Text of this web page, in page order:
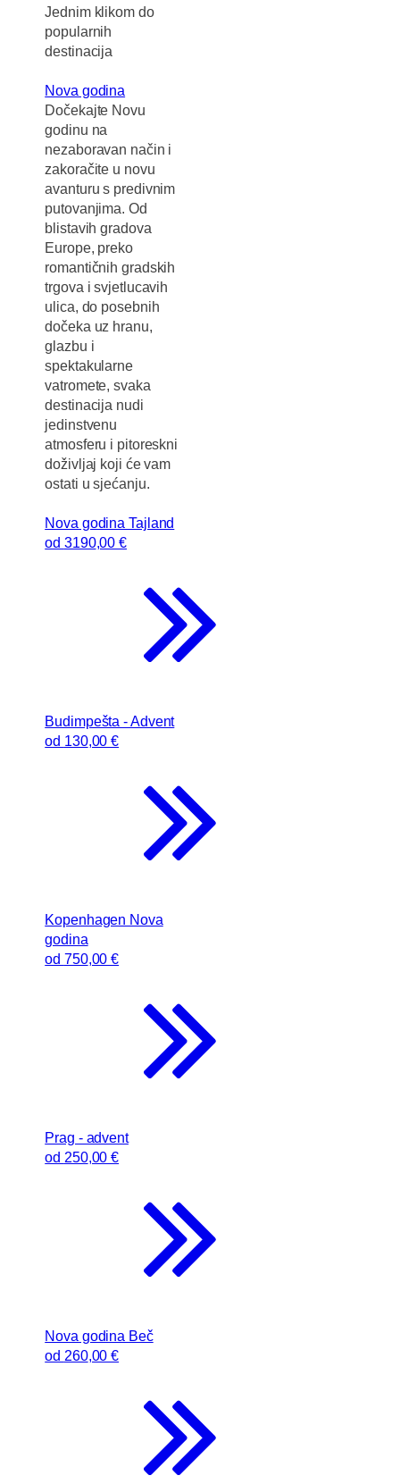
Jednim klikom do
popularnih
destinacija
Nova godina
Dočekajte Novu
godinu na
nezaboravan način i
zakoračite u novu
avanturu s predivnim
putovanjima. Od
blistavih gradova
Europe, preko
romantičnih gradskih
trgova i svjetlucavih
ulica, do posebnih
dočeka uz hranu,
glazbu i
spektakularne
vatromete, svaka
destinacija nudi
jedinstvenu
atmosferu i pitoreskni
doživljaj koji će vam
ostati u sjećanju.
Nova godina Tajland
od 3190,00 €
Budimpešta - Advent
od 130,00 €
Kopenhagen Nova
godina
od 750,00 €
Prag - advent
od 250,00 €
Nova godina Beč
od 260,00 €